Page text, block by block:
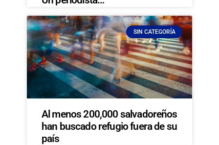
SIN CATEGORÍA
Al menos 200,000 salvadoreños
han buscado refugio fuera de su
país